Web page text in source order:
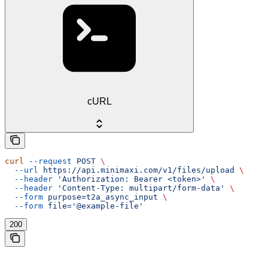
cURL
curl --request POST \
  --url
https://api.minimaxi.com/v1/files/upload
\
  --header
'Authorization: Bearer <token>'
\
  --header
'Content-Type: multipart/form-data'
\
  --form
purpose=t2a_async_input \
  --form
file='@example-file'
200